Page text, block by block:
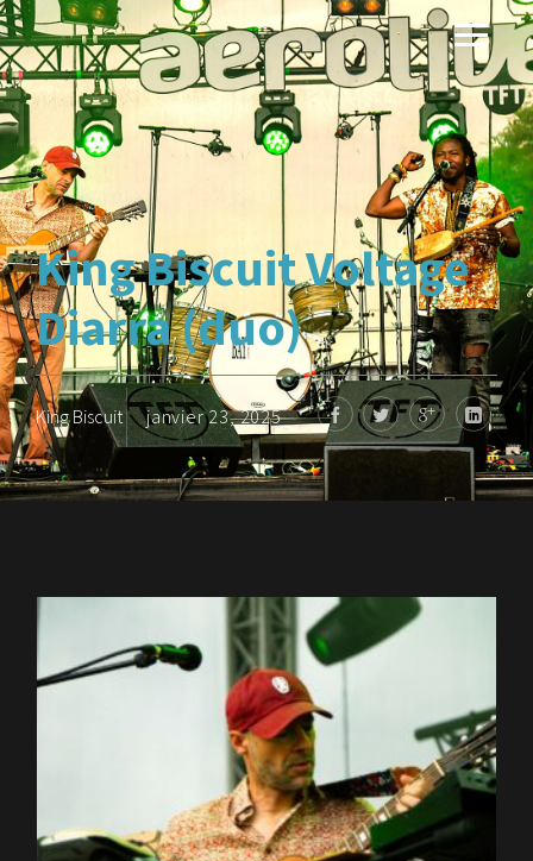
King Biscuit Voltage
Diarra (duo)
King Biscuit janvier 23, 2025